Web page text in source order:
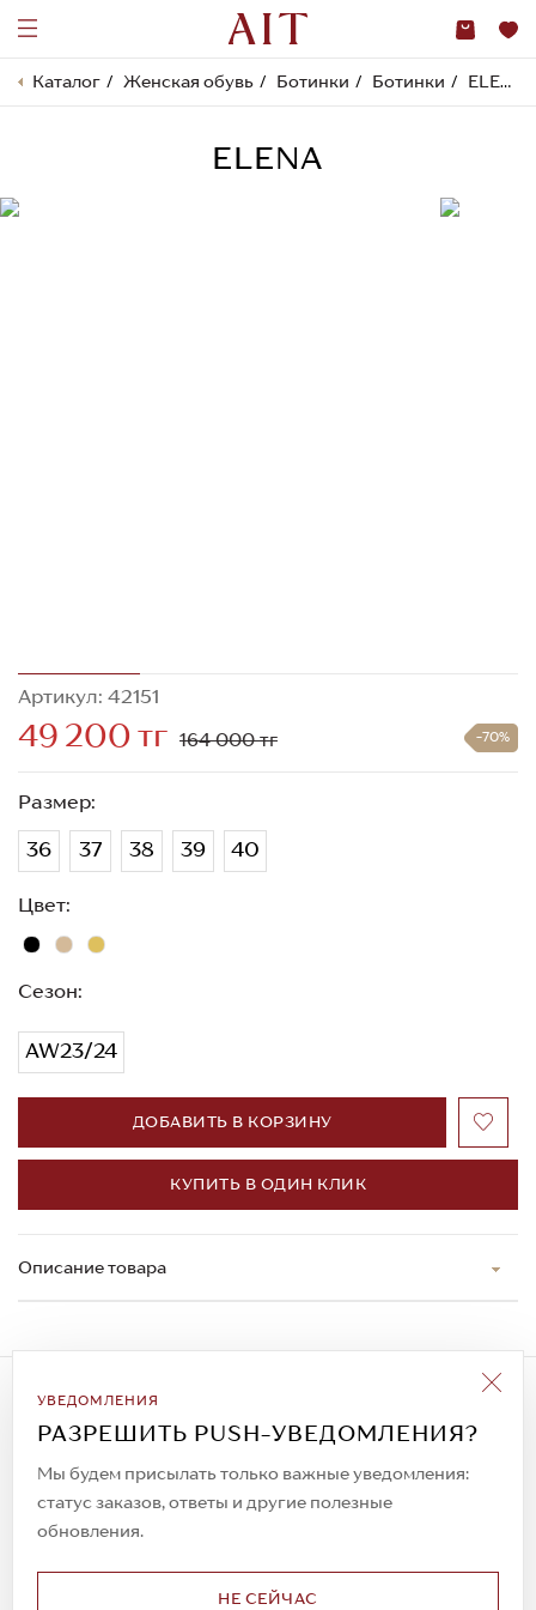
Каталог Женская обувь Ботинки Ботинки ELENA
ELENA
Артикул: 42151
49 200 тг 164 000 тг -70%
Размер:
36 37 38 39 40
Цвет:
Сезон:
AW23/24
ДОБАВИТЬ В КОРЗИНУ
КУПИТЬ В ОДИН КЛИК
Описание товара
УВЕДОМЛЕНИЯ
РАЗРЕШИТЬ PUSH-УВЕДОМЛЕНИЯ?
Мы будем присылать только важные уведомления:
статус заказов, ответы и другие полезные
обновления.
НЕ СЕЙЧАС
Подписаться на рассылку
Всегда будьте в курсе новых акций и
спецпредложений!
© 2023. AIT Shoes
Все права защищены